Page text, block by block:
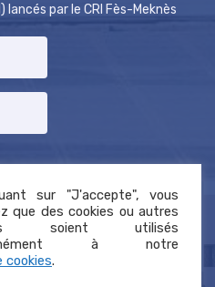
par le CRI Fès-Meknès
droits réservés
sur "J'accepte", vous
que des cookies ou autres
soient utilisés
à notre
cookies.